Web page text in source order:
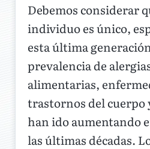
Debemos considerar
individuo es único,
esta última
prevalencia de
alimentarias,
trastornos del cuerpo
han ido aumentando
las últimas décadas.